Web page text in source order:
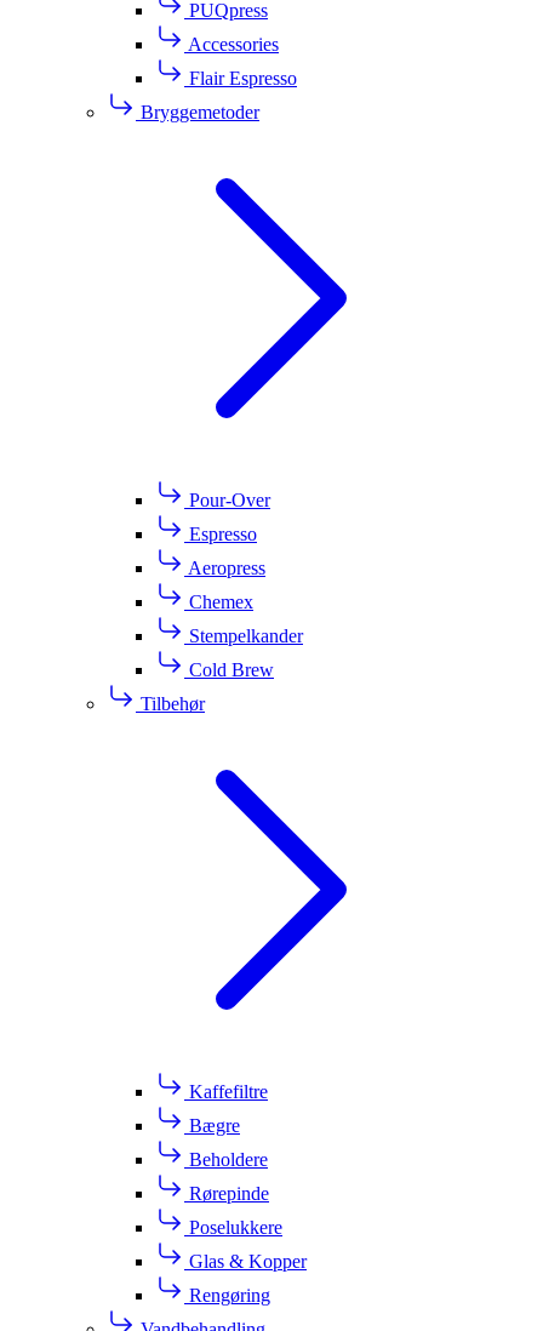
PUQpress
Accessories
Flair Espresso
Bryggemetoder
Pour-Over
Espresso
Aeropress
Chemex
Stempelkander
Cold Brew
Tilbehør
Kaffefiltre
Bægre
Beholdere
Rørepinde
Poselukkere
Glas & Kopper
Rengøring